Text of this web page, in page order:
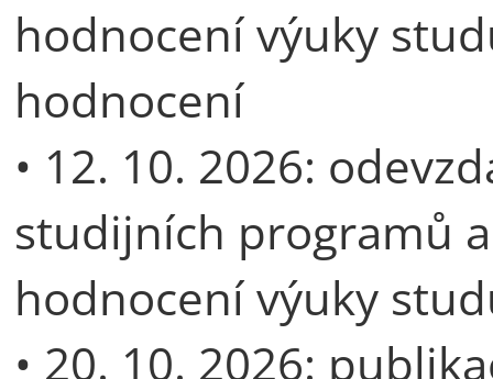
hodnocení výuky
hodnocení
• 12. 10. 2026:
studijních programů
hodnocení výuky
• 20. 10. 2026: